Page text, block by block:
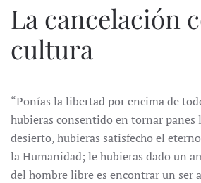
La cancelación
cultura
“Ponías la libertad por encima de
hubieras consentido en tornar panes
desierto, hubieras satisfecho el
la Humanidad; le hubieras dado un
del hombre libre es encontrar un ser